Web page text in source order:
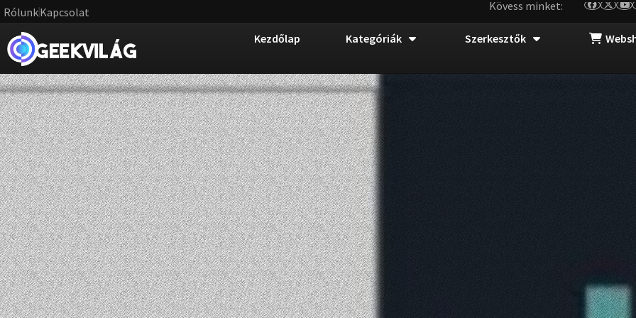
RólunkKapcsolat Kövess minket:
Kezdőlap Kategóriák Szerkesztők